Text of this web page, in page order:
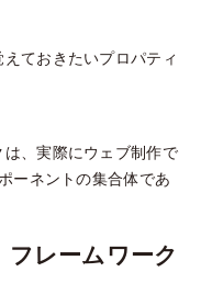
ておきたいプロパティ
、実際にウェブ制作で
ーネントの集合体であ
レームワーク